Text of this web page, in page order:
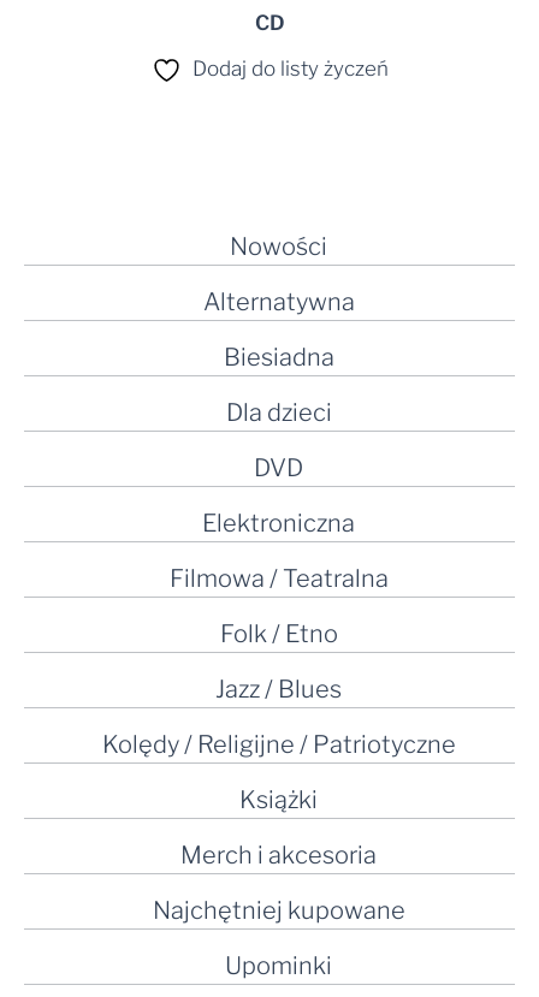
Nowości
Alternatywna
Biesiadna
Dla dzieci
DVD
Elektroniczna
Filmowa / Teatralna
Folk / Etno
Jazz / Blues
Kolędy / Religijne / Patriotyczne
Książki
Merch i akcesoria
Najchętniej kupowane
Upominki
CD
Dodaj do listy życzeń